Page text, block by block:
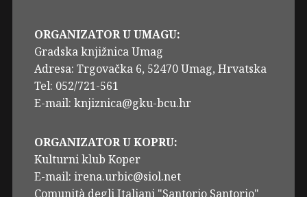
ORGANIZATOR U UMAGU:
Gradska knjižnica Umag
Adresa: Trgovačka 6, 52470 Umag, Hrvatska
Tel: 052/721-561
E-mail: knjiznica@gku-bcu.hr
ORGANIZATOR U KOPRU:
Kulturni klub Koper
E-mail: irena.urbic@siol.net
Comunità degli Italiani "Santorio Santorio"